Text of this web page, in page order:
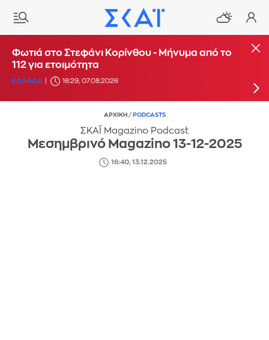
Φωτιά στη Θέρμη Θεσσαλονίκης - Πέντε
αεροσκάφη και ένα ελικόπτερο στην
κατάσβεση
Φωτιά στο Στεφάνι Κορίνθου - Μήνυμα από το
112 για ετοιμότητα
ΑΡΧΙΚΗ / PODCASTS
ΣΚΑΪ Magazino Podcast
Μεσημβρινό Magazino 13-12-2025
16:40, 13.12.2025